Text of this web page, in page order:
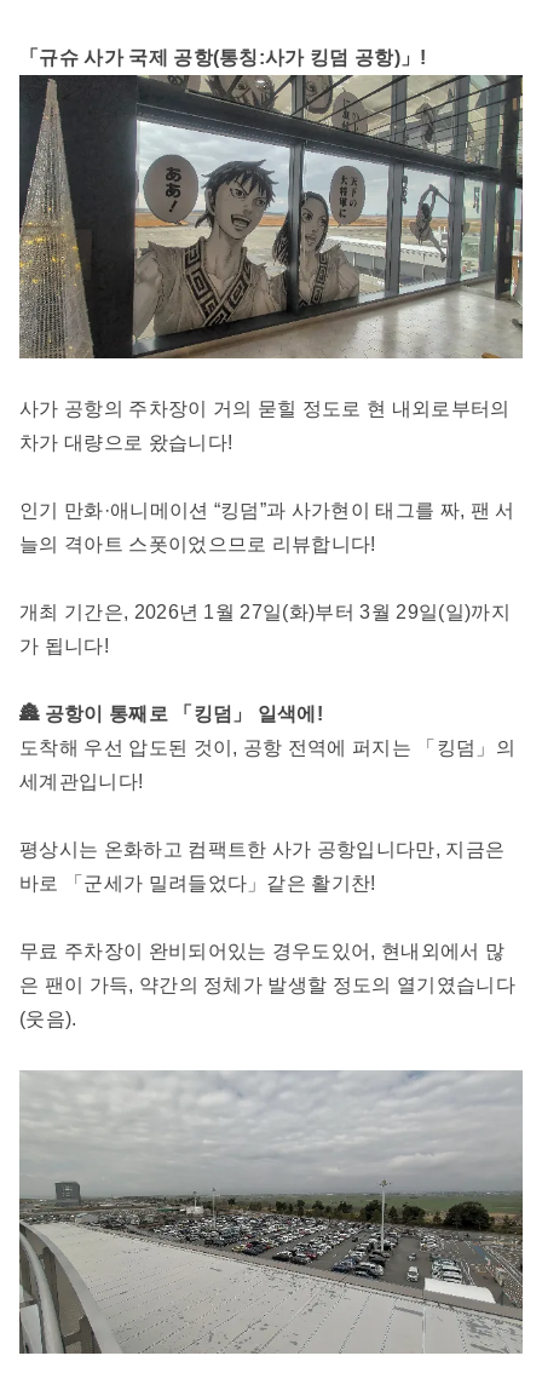
「규슈 사가 국제 공항(통칭:사가 킹덤 공항)」!
사가 공항의 주차장이 거의 묻힐 정도로 현 내외로부터의
차가 대량으로 왔습니다!
인기 만화·애니메이션 “킹덤”과 사가현이 태그를 짜, 팬 서
늘의 격아트 스폿이었으므로 리뷰합니다!
개최 기간은, 2026년 1월 27일(화)부터 3월 29일(일)까지
가 됩니다!
🏯 공항이 통째로 「킹덤」 일색에!
도착해 우선 압도된 것이, 공항 전역에 퍼지는 「킹덤」의
세계관입니다!
평상시는 온화하고 컴팩트한 사가 공항입니다만, 지금은
바로 「군세가 밀려들었다」같은 활기찬!
무료 주차장이 완비되어있는 경우도있어, 현내외에서 많
은 팬이 가득, 약간의 정체가 발생할 정도의 열기였습니다
(웃음).